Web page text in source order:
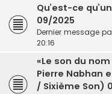
Qu’est-ce
09/2025
Dernier message
20:16
«Le son du
Pierre Nabhan
/ Sixième Son)